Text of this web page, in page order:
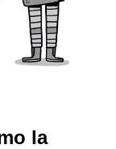
la